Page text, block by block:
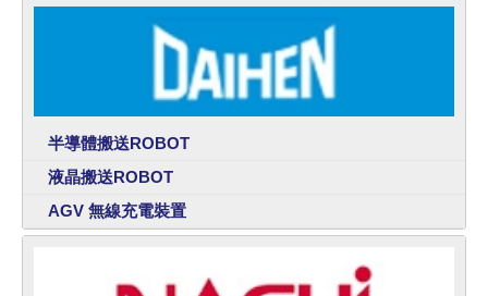
半導體搬送ROBOT
液晶搬送ROBOT
AGV 無線充電裝置